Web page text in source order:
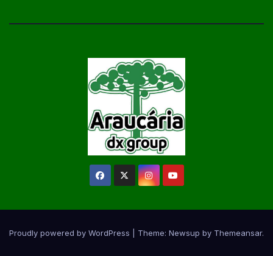
Proudly powered by WordPress Theme: Newsup by Themeansar.